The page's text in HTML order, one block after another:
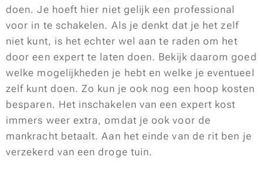
doen. Je hoeft hier niet gelijk een professional
voor in te schakelen. Als je denkt dat je het zelf
niet kunt, is het echter wel aan te raden om het
door een expert te laten doen. Bekijk daarom goed
welke mogelijkheden je hebt en welke je eventueel
zelf kunt doen. Zo kun je ook nog een hoop kosten
besparen. Het inschakelen van een expert kost
immers weer extra, omdat je ook voor de
mankracht betaalt. Aan het einde van de rit ben je
verzekerd van een droge tuin.